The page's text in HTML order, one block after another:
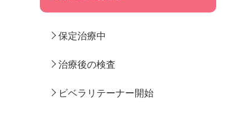
保定治療中
治療後の検査
ビベラリテーナー開始